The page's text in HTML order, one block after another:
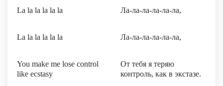
La la la la la la Ла-ла-ла-ла-ла-ла,
La la la la la la Ла-ла-ла-ла-ла-ла,
You make me lose control
like ecstasy
От тебя я теряю
контроль, как в экстазе.